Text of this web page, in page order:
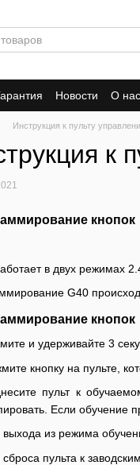
Новости О нас
Инструкция к пульту
к
кнопок
в двух режимах
G40
кнопок
и удерживайте 3
кнопку на пульте,
пульт к
Если обучение
выхода из режима
пульта к